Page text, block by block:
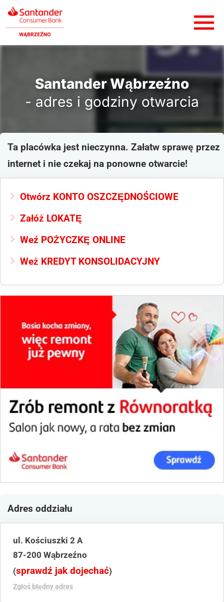
Santander Wąbrzeźno
- adres i godziny otwarcia
Ta placówka jest nieczynna. Załatw sprawę przez
internet i nie czekaj na ponowne otwarcie!
Otwórz KONTO OSZCZĘDNOŚCIOWE
Załóż LOKATĘ
Weź POŻYCZKĘ ONLINE
Weż KREDYT KONSOLIDACYJNY
Adres oddziału
ul. Kościuszki 2 A
87-200 Wąbrzeźno
(sprawdź jak dojechać)
Zgłoś błędny adres